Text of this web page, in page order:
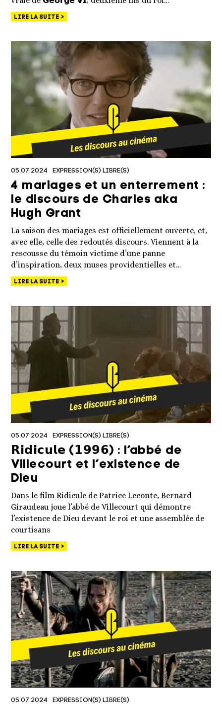
LIRE LA SUITE
05.07.2024 EXPRESSION(S) LIBRE(S)
4 mariages et un enterrement :
le discours de Charles aka
Hugh Grant
La saison des mariages est officiellement ouverte, et,
avec elle, celle des redoutés discours. Viennent à la
rescousse du témoin victime d’une panne
d’inspiration, deux muses providentielles et…
LIRE LA SUITE
05.07.2024 EXPRESSION(S) LIBRE(S)
𝗥𝗶𝗱𝗶𝗰𝘂𝗹𝗲 (𝟭𝟵𝟵𝟲) : l’abbé de
Villecourt et l’existence de
Dieu
Dans le film Ridicule de Patrice Leconte, Bernard
Giraudeau joue l’abbé de Villecourt qui démontre
l’existence de Dieu devant le roi et une assemblée de
courtisans
LIRE LA SUITE
05.07.2024 EXPRESSION(S) LIBRE(S)